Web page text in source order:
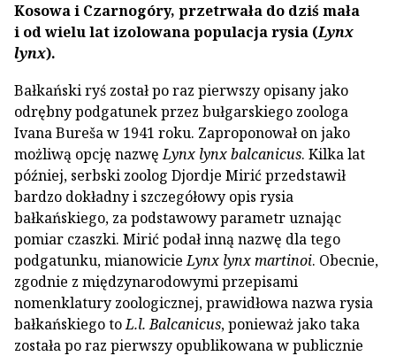
Kosowa i Czarnogóry, przetrwała do dziś mała
i od wielu lat izolowana populacja rysia (Lynx
lynx).
Bałkański ryś został po raz pierwszy opisany jako
odrębny podgatunek przez bułgarskiego zoologa
Ivana Bureša w 1941 roku. Zaproponował on jako
możliwą opcję nazwęLynx lynx balcanicus. Kilka lat
później, serbski zoolog Djordje Mirić przedstawił
bardzo dokładny i szczegółowy opis rysia
bałkańskiego, za podstawowy parametr uznając
pomiar czaszki. Mirić podał inną nazwę dla tego
podgatunku, mianowicieLynx lynx martinoi. Obecnie,
zgodnie z międzynarodowymi przepisami
nomenklatury zoologicznej, prawidłowa nazwa rysia
bałkańskiego toL.l. Balcanicus, ponieważ jako taka
została po raz pierwszy opublikowana w publicznie